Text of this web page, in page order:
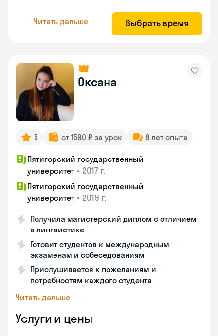
Читать дальше Выбрать время
Оксана
5 от 1590 ₽ за урок 8 лет опыта
Пятигорский государственный
университет • 2017 г.
Пятигорский государственный
университет • 2019 г.
Получила магистерский диплом с отличием
в лингвистике
Готовит студентов к международным
экзаменам и собеседованиям
Прислушивается к пожеланиям и
потребностям каждого студента
Читать дальше
Услуги и цены